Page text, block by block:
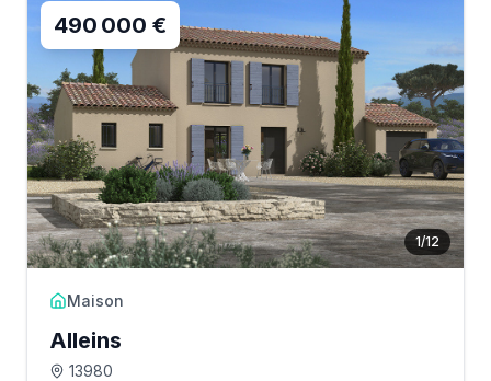
1/12
490 000 €
Maison
Alleins
13980